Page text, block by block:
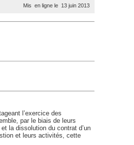
Mis en ligne le 13 juin 2013
l’exercice des
par le biais de leurs
la dissolution du contrat d’un
et leurs activités, cette